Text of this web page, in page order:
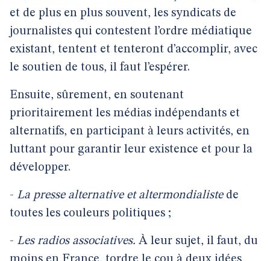
et de plus en plus souvent, les syndicats de
journalistes qui contestent l’ordre médiatique
existant, tentent et tenteront d’accomplir, avec
le soutien de tous, il faut l’espérer.
Ensuite, sûrement, en soutenant
prioritairement les médias indépendants et
alternatifs, en participant à leurs activités, en
luttant pour garantir leur existence et pour la
développer.
- La presse alternative et altermondialistede
toutes les couleurs politiques ;
- Les radios associatives. À leur sujet, il faut, du